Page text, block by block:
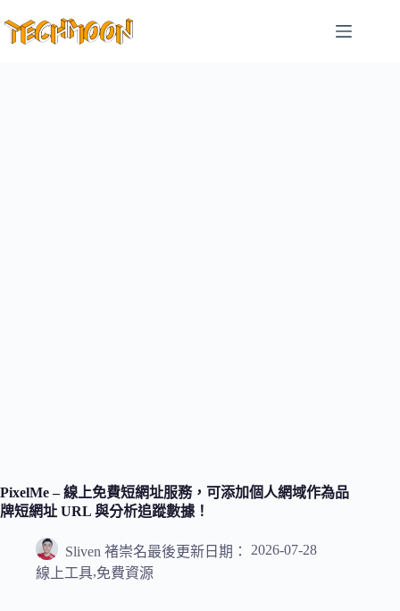
至
PixelMe – 線上免費短網址服務，可添加個人網域作為品
牌短網址 URL 與分析追蹤數據！
Sliven 褚崇名最後更新日期：
2026-07-28
線上工具,免費資源